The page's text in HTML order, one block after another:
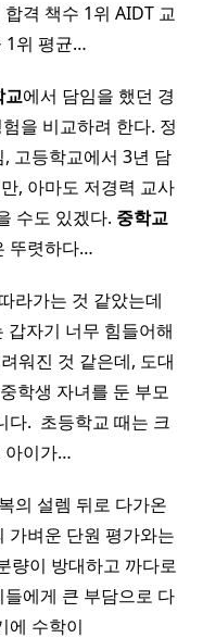
격 책수 1위 AIDT 교
1위 평균…
교에서 담임을 했던 경
을 비교하려 한다. 정
고등학교에서 3년 담
, 아마도 저경력 교사
수도 있겠다. 중학교
뚜렷하다…
라가는 것 같았는데
자기 너무 힘들어해
워진 것 같은데, 도대
학생 자녀를 둔 부모
다. ​ 초등학교 때는 크
아이가…
의 설렘 뒤로 다가온
가벼운 단원 평가와는
량이 방대하고 까다로
에게 큰 부담으로 다
에 수학이